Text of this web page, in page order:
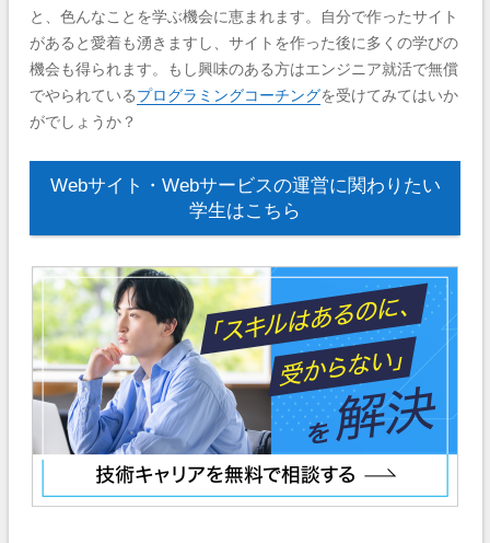
と、色んなことを学ぶ機会に恵まれます。
自分で作ったサイト
があると愛着も湧きますし、サイトを作った後に多くの学びの
機会も得られます。もし興味のある方はエンジニア就活で無償
でやられているプログラミングコーチングを受けてみてはいか
がでしょうか？
Webサイト・Webサービスの運営に関わりたい
学生はこちら